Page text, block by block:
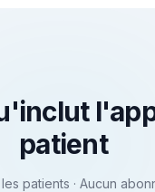
patient
patients · Aucun